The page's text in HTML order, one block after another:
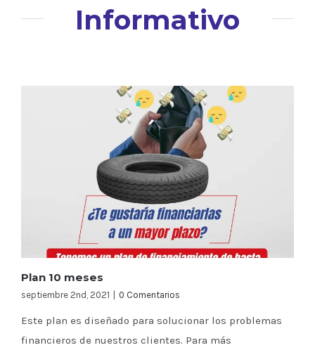
Informativo
Plan 10 meses
septiembre 2nd, 2021 0 Comentarios
Este plan es diseñado para solucionar los problemas
financieros de nuestros clientes. Para más